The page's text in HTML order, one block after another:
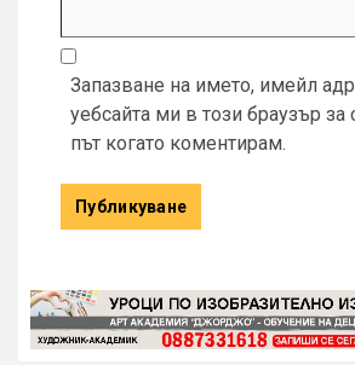
Запазване на името, имейл
уебсайта ми в този браузър
път когато коментирам.